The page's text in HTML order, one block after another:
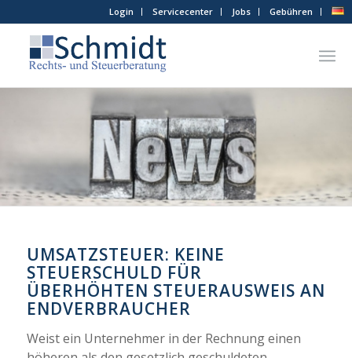
Login Servicecenter Jobs Gebühren
UMSATZSTEUER: KEINE
STEUERSCHULD FÜR
ÜBERHÖHTEN STEUERAUSWEIS AN
ENDVERBRAUCHER
Weist ein Unternehmer in der Rechnung einen